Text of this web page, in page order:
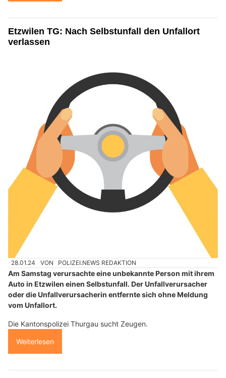
Etzwilen TG: Nach Selbstunfall den Unfallort
verlassen
28.01.24 VON POLIZEI.NEWS REDAKTION
Am Samstag verursachte eine unbekannte Person mit ihrem
Auto in Etzwilen einen Selbstunfall. Der Unfallverursacher
oder die Unfallverursacherin entfernte sich ohne Meldung
vom Unfallort.
Die Kantonspolizei Thurgau sucht Zeugen.
Weiterlesen